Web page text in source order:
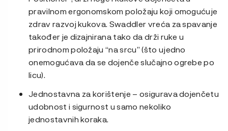
pravilnom ergonomskom položaju koji omogućuje
zdrav razvoj kukova. Swaddler vreća za spavanje
također je dizajnirana tako da drži ruke u
prirodnom položaju “na srcu” (što ujedno
onemogućava da se dojenče slučajno ogrebe po
licu).
Jednostavna za korištenje – osigurava dojenčetu
udobnost i sigurnost u samo nekoliko
jednostavnih koraka.